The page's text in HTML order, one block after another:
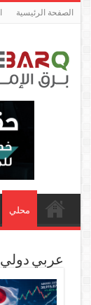
الصفحة الرئيسية
محلي
عربي دولي